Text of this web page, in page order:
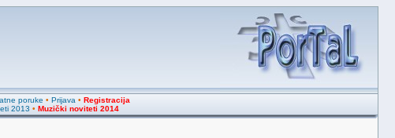
poruke • Prijava • Registracija
2013 • Muzički noviteti 2014